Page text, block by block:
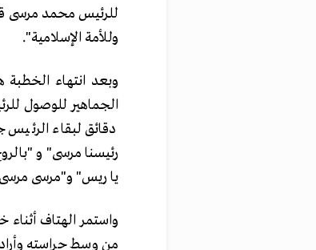
للرئيس محمد مرسى
وللأمة الإسلامية".
وبعد انتهاء
الجماهير للوصول
دقائق لبقاء
رئيسنا مرسى" و
يا ريس" و"مرسى
واستمر الهتاف
من وسط حراسته